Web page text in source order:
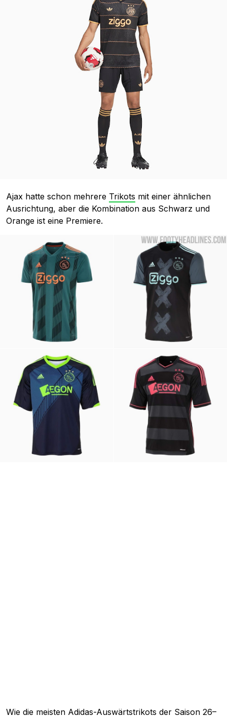
Ajax hatte schon mehrere Trikots mit einer ähnlichen
Ausrichtung, aber die Kombination aus Schwarz und
Orange ist eine Premiere.
Wie die meisten Adidas-Auswärtstrikots der Saison 26–